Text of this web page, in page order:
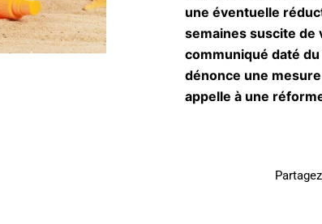
une éventuelle
semaines suscite de
communiqué daté du
dénonce une
appelle à une